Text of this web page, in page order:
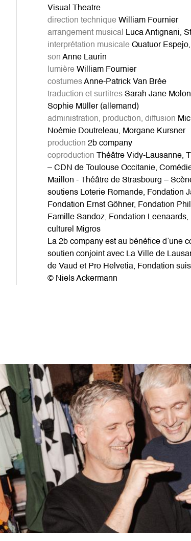
Visual Theatre
direction techniqueWilliam Fournier
arrangement musical
Luca Antignani,
interprétation musicaleQuatuor
son Anne Laurin
lumièreWilliam Fournier
costumesAnne-Patrick Van Brée
traduction et surtitresSarah Jane
Sophie Müller (allemand)
administration, production, diffusion
Noémie Doutreleau, Morgane Kursner
production 2b company
coproduction Théâtre Vidy-Lausanne,
– CDN de Toulouse Occitanie,
Maillon - Théâtre de Strasbourg –
soutiens Loterie Romande, Fondation
Fondation Ernst Göhner, Fondation
Famille Sandoz, Fondation Leenaards,
culturel Migros
La 2b company est au bénéfice d’une
soutien conjoint avec La Ville de
de Vaud et Pro Helvetia, Fondation
© Niels Ackermann